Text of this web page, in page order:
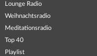
Lounge Radio
Weihnachtsradio
Meditationsradio
Top 40
Playlist